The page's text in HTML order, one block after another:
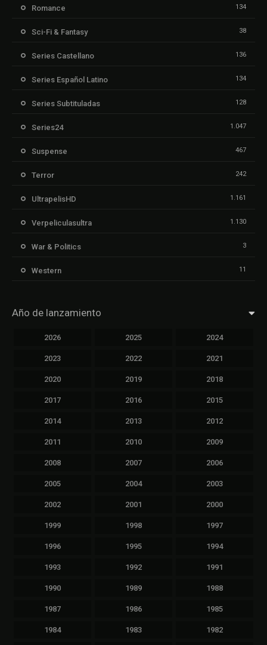
Romance 134
Sci-Fi & Fantasy 38
Series Castellano 136
Series Español Latino 134
Series Subtituladas 128
Series24 1.047
Suspense 467
Terror 242
UltrapelisHD 1.161
Verpeliculasultra 1.130
War & Politics 3
Western 11
Año de lanzamiento
2026 2025 2024
2023 2022 2021
2020 2019 2018
2017 2016 2015
2014 2013 2012
2011 2010 2009
2008 2007 2006
2005 2004 2003
2002 2001 2000
1999 1998 1997
1996 1995 1994
1993 1992 1991
1990 1989 1988
1987 1986 1985
1984 1983 1982